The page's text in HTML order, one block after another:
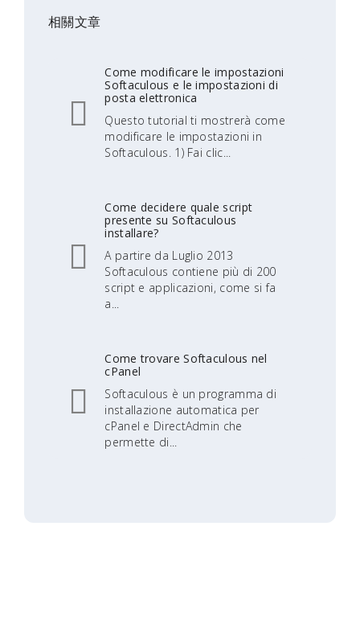
相關文章
Come modificare le impostazioni
Softaculous e le impostazioni di
posta elettronica
Questo tutorial ti mostrerà come
modificare le impostazioni in
Softaculous. 1) Fai clic...
Come decidere quale script
presente su Softaculous
installare?
A partire da Luglio 2013
Softaculous contiene più di 200
script e applicazioni, come si fa
a...
Come trovare Softaculous nel
cPanel
Softaculous è un programma di
installazione automatica per
cPanel e DirectAdmin che
permette di...